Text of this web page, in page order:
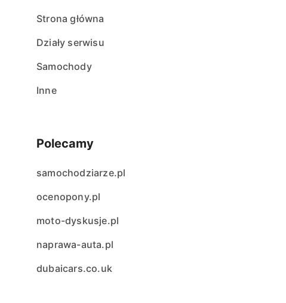
Strona główna
Działy serwisu
Samochody
Inne
Polecamy
samochodziarze.pl
ocenopony.pl
moto-dyskusje.pl
naprawa-auta.pl
dubaicars.co.uk